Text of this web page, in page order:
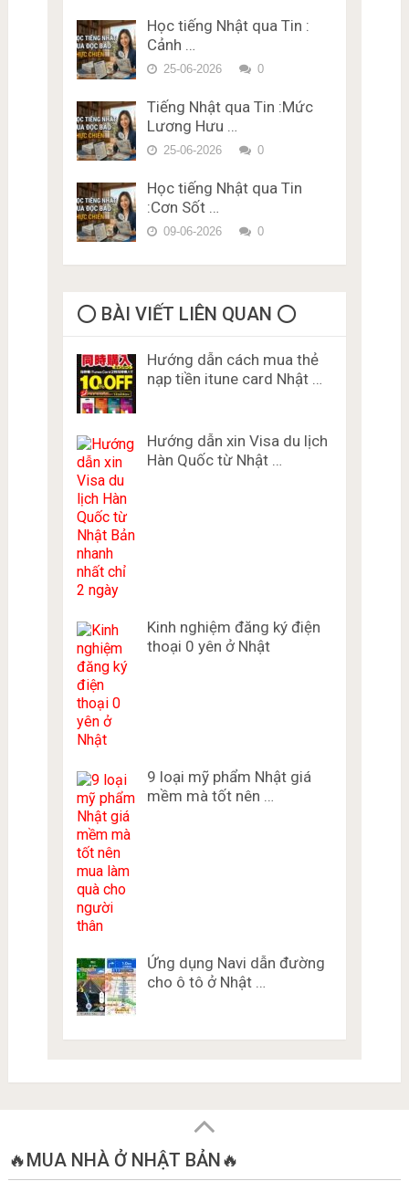
Đề thi trắc nghiệm Lý thuyết
bằng lái xe ở Nhật Bản Miễn
Phí Karimen 10 câu Đề 5
Vựng – Chữ Hán Đề 15
Học tiếng Nhật qua Tin :
Cảnh …
25-06-2026 0
Tiếng Nhật qua Tin :Mức
Lương Hưu …
25-06-2026 0
Học tiếng Nhật qua Tin
:Cơn Sốt …
09-06-2026 0
⭕️ BÀI VIẾT LIÊN QUAN ⭕️
Hướng dẫn cách mua thẻ
nạp tiền itune card Nhật …
Hướng dẫn xin Visa du lịch
Hàn Quốc từ Nhật …
Kinh nghiệm đăng ký điện
thoại 0 yên ở Nhật
9 loại mỹ phẩm Nhật giá
mềm mà tốt nên …
Ứng dụng Navi dẫn đường
cho ô tô ở Nhật …
🔥MUA NHÀ Ở NHẬT BẢN🔥